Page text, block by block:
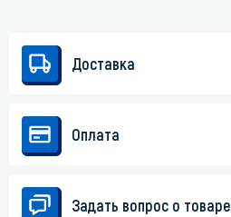
Доставка
Оплата
Задать вопрос о товаре